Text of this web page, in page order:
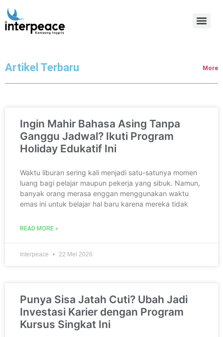
Artikel Terbaru More
Ingin Mahir Bahasa Asing Tanpa
Ganggu Jadwal? Ikuti Program
Holiday Edukatif Ini
Waktu liburan sering kali menjadi satu-satunya momen
luang bagi pelajar maupun pekerja yang sibuk. Namun,
banyak orang merasa enggan menggunakan waktu
emas ini untuk belajar hal baru karena mereka tidak
READ MORE »
Interpeace 22 Mei 2026
Punya Sisa Jatah Cuti? Ubah Jadi
Investasi Karier dengan Program
Kursus Singkat Ini